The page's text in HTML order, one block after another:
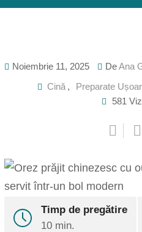
Noiembrie 11, 2025 DeAna
Cină , Preparate
581
Timp de pregătire
10 min.